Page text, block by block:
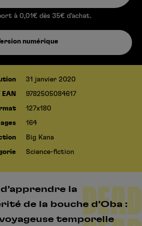
à 0,01€ dès 35€ d’achat.
numérique
31 janvier 2020
EAN 9782505084617
127x180
164
Big Kana
Science-fiction
la
de la bouche d’Oba :
temporelle
DEAD